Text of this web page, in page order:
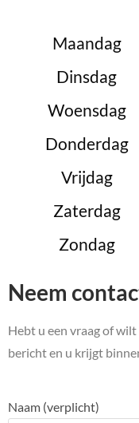
Maandag
Dinsdag
Woensdag
Donderdag
Vrijdag
Zaterdag
Zondag
Neem
Hebt u een vraag of wilt
bericht en u krijgt
Naam (verplicht)